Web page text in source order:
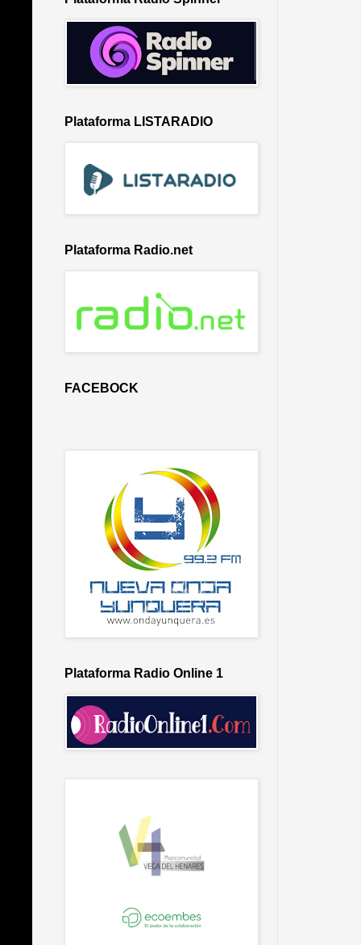
Plataforma LISTARADIO
Plataforma Radio.net
FACEBOCK
Plataforma Radio Online 1